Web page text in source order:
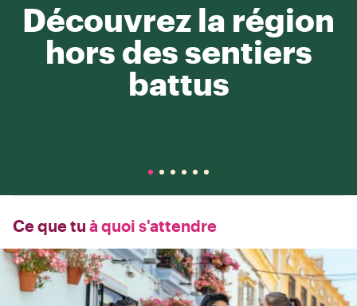
Découvrez la région
hors des sentiers
battus
Ce que tu à quoi s'attendre